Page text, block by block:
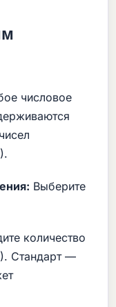
числовое
Выберите
количество
Стандарт —